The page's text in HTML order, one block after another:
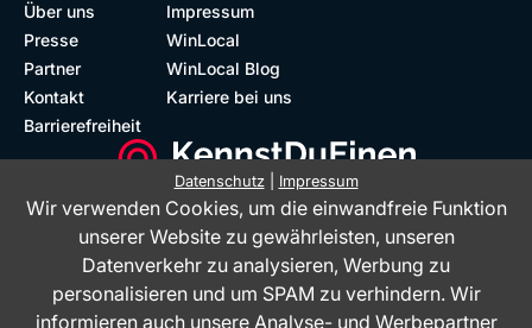
Über uns
Presse
Partner
Kontakt
Barrierefreiheit
Impressum
WinLocal
WinLocal Blog
Karriere bei uns
Datenschutz| Impressum
Wir verwenden Cookies, um die einwandfreie Funktion
unserer Website zu gewährleisten, unseren
Datenverkehr zu analysieren, Werbung zu
personalisieren und um SPAM zu verhindern. Wir
informieren auch unsere Analyse- und Werbepartner